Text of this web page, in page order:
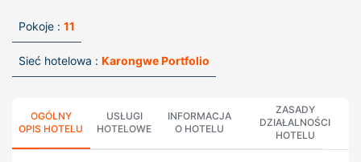
Pokoje : 11
Sieć hotelowa : Karongwe Portfolio
OGÓLNY
OPIS HOTELU
USŁUGI
HOTELOWE
INFORMACJA
O HOTELU
ZASADY
DZIAŁALNOŚCI
HOTELU